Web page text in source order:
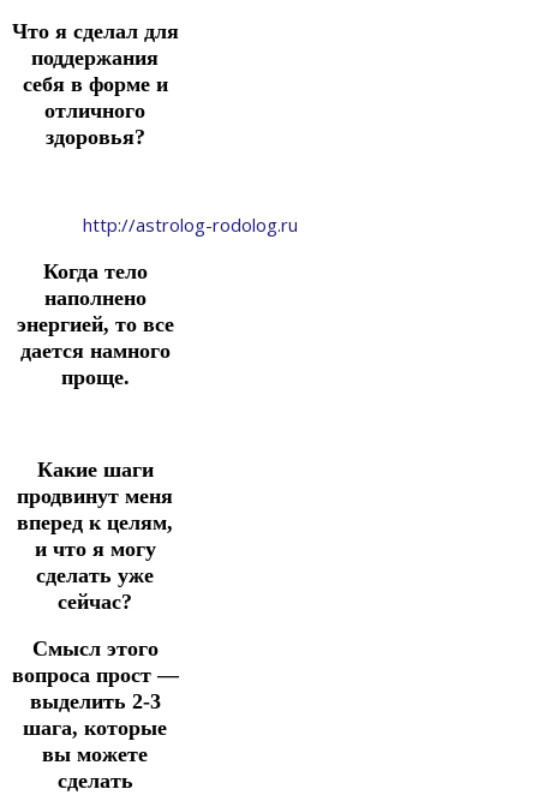
Что я сделал для
поддержания
себя в форме и
отличного
здоровья?
http://astrolog-rodolog.ru
Когда тело
наполнено
энергией, то все
дается намного
проще.
Какие шаги
продвинут меня
вперед к целям,
и что я могу
сделать уже
сейчас?
Смысл этого
вопроса прост —
выделить 2-3
шага, которые
вы можете
сделать